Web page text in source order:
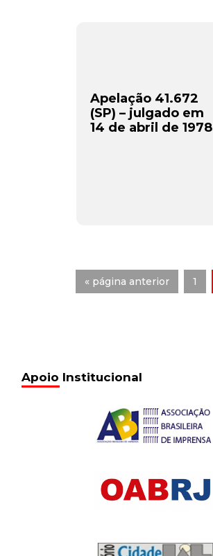
Apelação 41.672
(SP) – julgado em
14 de abril de 1978
« página anterior 1
Apoio Institucional